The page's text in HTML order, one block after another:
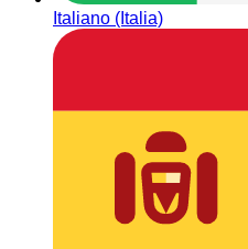
Italiano (Italia)